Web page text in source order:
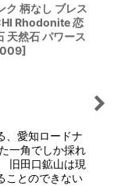
ク 柄なし ブレス
Rhodonite 恋
天然石 パワース
]
、愛知ロードナ
一角でしか採れ
旧田口鉱山は現
ことのできない